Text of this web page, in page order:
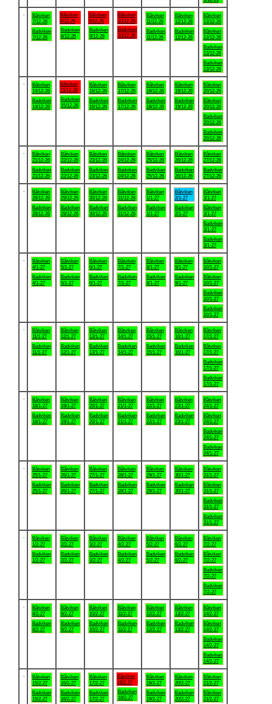
Båtviken
7/12-26
Badviken
7/12-26
Båtviken
8/12-26
Badviken
8/12-26
Båtviken
9/12-26
Badviken
9/12-26
Båtviken
10/12-26
Badviken
10/12-26
Båtviken
11/12-26
Badviken
11/12-26
Båtviken
12/12-26
Badviken
12/12-26
Båtviken
13/12-26
Båtviken
13/12-26
Badviken
13/12-26
Badviken
13/12-26
Båtviken
14/12-26
Badviken
14/12-26
Båtviken
15/12-26
Badviken
15/12-26
Båtviken
16/12-26
Badviken
16/12-26
Båtviken
17/12-26
Badviken
17/12-26
Båtviken
18/12-26
Badviken
18/12-26
Båtviken
19/12-26
Badviken
19/12-26
Båtviken
20/12-26
Båtviken
20/12-26
Badviken
20/12-26
Badviken
20/12-26
Båtviken
21/12-26
Badviken
21/12-26
Båtviken
22/12-26
Badviken
22/12-26
Båtviken
23/12-26
Badviken
23/12-26
Båtviken
24/12-26
Badviken
24/12-26
Båtviken
25/12-26
Badviken
25/12-26
Båtviken
26/12-26
Badviken
26/12-26
Båtviken
27/12-26
Badviken
27/12-26
Båtviken
28/12-26
Badviken
28/12-26
Båtviken
29/12-26
Badviken
29/12-26
Båtviken
30/12-26
Badviken
30/12-26
Båtviken
31/12-26
Badviken
31/12-26
Båtviken
1/1-27
Badviken
1/1-27
Båtviken
2/1-27
Badviken
2/1-27
Båtviken
3/1-27
Båtviken
3/1-27
Badviken
3/1-27
Badviken
3/1-27
Båtviken
4/1-27
Badviken
4/1-27
Båtviken
5/1-27
Badviken
5/1-27
Båtviken
6/1-27
Badviken
6/1-27
Båtviken
7/1-27
Badviken
7/1-27
Båtviken
8/1-27
Badviken
8/1-27
Båtviken
9/1-27
Badviken
9/1-27
Båtviken
10/1-27
Båtviken
10/1-27
Badviken
10/1-27
Badviken
10/1-27
Båtviken
11/1-27
Badviken
11/1-27
Båtviken
12/1-27
Badviken
12/1-27
Båtviken
13/1-27
Badviken
13/1-27
Båtviken
14/1-27
Badviken
14/1-27
Båtviken
15/1-27
Badviken
15/1-27
Båtviken
16/1-27
Badviken
16/1-27
Båtviken
17/1-27
Båtviken
17/1-27
Badviken
17/1-27
Badviken
17/1-27
Båtviken
18/1-27
Badviken
18/1-27
Båtviken
19/1-27
Badviken
19/1-27
Båtviken
20/1-27
Badviken
20/1-27
Båtviken
21/1-27
Badviken
21/1-27
Båtviken
22/1-27
Badviken
22/1-27
Båtviken
23/1-27
Badviken
23/1-27
Båtviken
24/1-27
Båtviken
24/1-27
Badviken
24/1-27
Badviken
24/1-27
Båtviken
25/1-27
Badviken
25/1-27
Båtviken
26/1-27
Badviken
26/1-27
Båtviken
27/1-27
Badviken
27/1-27
Båtviken
28/1-27
Badviken
28/1-27
Båtviken
29/1-27
Badviken
29/1-27
Båtviken
30/1-27
Badviken
30/1-27
Båtviken
31/1-27
Båtviken
31/1-27
Badviken
31/1-27
Badviken
31/1-27
Båtviken
1/2-27
Badviken
1/2-27
Båtviken
2/2-27
Badviken
2/2-27
Båtviken
3/2-27
Badviken
3/2-27
Båtviken
4/2-27
Badviken
4/2-27
Båtviken
5/2-27
Badviken
5/2-27
Båtviken
6/2-27
Badviken
6/2-27
Båtviken
7/2-27
Båtviken
7/2-27
Badviken
7/2-27
Badviken
7/2-27
Båtviken
8/2-27
Badviken
8/2-27
Båtviken
9/2-27
Badviken
9/2-27
Båtviken
10/2-27
Badviken
10/2-27
Båtviken
11/2-27
Badviken
11/2-27
Båtviken
12/2-27
Badviken
12/2-27
Båtviken
13/2-27
Badviken
13/2-27
Båtviken
14/2-27
Båtviken
14/2-27
Badviken
14/2-27
Badviken
14/2-27
Båtviken
15/2-27
Badviken
15/2-27
Båtviken
16/2-27
Badviken
16/2-27
Båtviken
17/2-27
Badviken
17/2-27
Båtviken
18/2-27
Badviken
18/2-27
Båtviken
19/2-27
Badviken
19/2-27
Båtviken
20/2-27
Badviken
20/2-27
Båtviken
21/2-27
Båtviken
21/2-27